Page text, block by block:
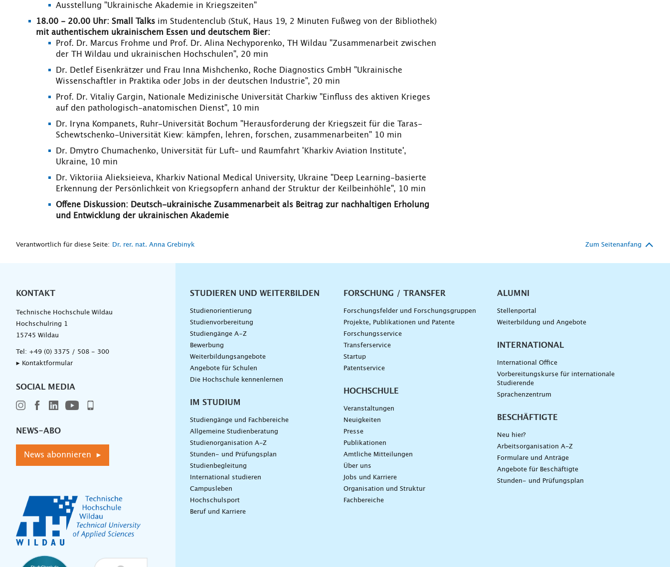
Ausstellung "Ukrainische Akademie in Kriegszeiten"
18.00 - 20.00 Uhr: Small Talks im Studentenclub (StuK, Haus 19, 2 Minuten Fußweg von der Bibliothek)
mit authentischem ukrainischem Essen und deutschem Bier:
Prof. Dr. Marcus Frohme und Prof. Dr. Alina Nechyporenko, TH Wildau "Zusammenarbeit zwischen
der TH Wildau und ukrainischen Hochschulen", 20 min
Dr. Detlef Eisenkrätzer und Frau Inna Mishchenko, Roche Diagnostics GmbH "Ukrainische
Wissenschaftler in Praktika oder Jobs in der deutschen Industrie", 20 min
Prof. Dr. Vitaliy Gargin, Nationale Medizinische Universität Charkiw "Einfluss des aktiven Krieges
auf den pathologisch-anatomischen Dienst", 10 min
Dr. Iryna Kompanets, Ruhr-Universität Bochum "Herausforderung der Kriegszeit für die Taras-
Schewtschenko-Universität Kiew: kämpfen, lehren, forschen, zusammenarbeiten" 10 min
Dr. Dmytro Chumachenko, Universität für Luft- und Raumfahrt 'Kharkiv Aviation Institute',
Ukraine, 10 min
Dr. Viktoriia Alieksieieva, Kharkiv National Medical University, Ukraine "Deep Learning-basierte
Erkennung der Persönlichkeit von Kriegsopfern anhand der Struktur der Keilbeinhöhle", 10 min
Offene Diskussion: Deutsch-ukrainische Zusammenarbeit als Beitrag zur nachhaltigen Erholung
und Entwicklung der ukrainischen Akademie
Verantwortlich für diese Seite: Dr. rer. nat. Anna Grebinyk Zum Seitenanfang
KONTAKT
Technische Hochschule Wildau
Hochschulring 1
15745 Wildau
Tel: +49 (0) 3375 / 508 - 300
▸ Kontaktformular
SOCIAL MEDIA
NEWS-ABO
News abonnieren ▸
Unternavigation
STUDIEREN UND WEITERBILDEN
Studienorientierung
Studienvorbereitung
Studiengänge A–Z
Bewerbung
Weiterbildungsangebote
Angebote für Schulen
Die Hochschule kennenlernen
IM STUDIUM
Studiengänge und Fachbereiche
Allgemeine Studienberatung
Studienorganisation A-Z
Stunden- und Prüfungsplan
Studienbegleitung
International studieren
Campusleben
Hochschulsport
Beruf und Karriere
FORSCHUNG / TRANSFER
Forschungsfelder und Forschungsgruppen
Projekte, Publikationen und Patente
Forschungsservice
Transferservice
Startup
Patentservice
HOCHSCHULE
Veranstaltungen
Neuigkeiten
Presse
Publikationen
Amtliche Mitteilungen
Über uns
Jobs und Karriere
Organisation und Struktur
Fachbereiche
ALUMNI
Stellenportal
Weiterbildung und Angebote
INTERNATIONAL
International Office
Vorbereitungskurse für internationale
Studierende
Sprachenzentrum
BESCHÄFTIGTE
Neu hier?
Arbeitsorganisation A-Z
Formulare und Anträge
Angebote für Beschäftigte
Stunden- und Prüfungsplan